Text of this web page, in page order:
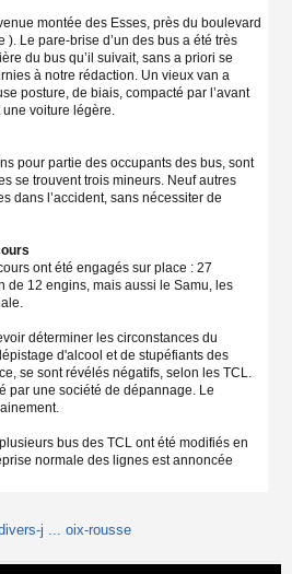
montée des Esses, près du boulevard
Le pare-brise d’un des bus a été très
du bus qu’il suivait, sans a priori se
à notre rédaction. Un vieux van a
posture, de biais, compacté par l’avant
voiture légère.
pour partie des occupants des bus, sont
se trouvent trois mineurs. Neuf autres
dans l’accident, sans nécessiter de
ont été engagés sur place : 27
de 12 engins, mais aussi le Samu, les
déterminer les circonstances du
d'alcool et de stupéfiants des
se sont révélés négatifs, selon les TCL.
par une société de dépannage. Le
bus des TCL ont été modifiés en
normale des lignes est annoncée
j ... oix-rousse